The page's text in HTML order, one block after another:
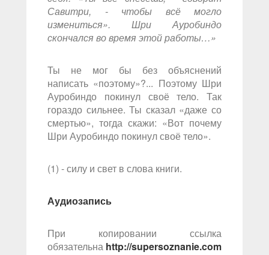
Савитри, - чтобы всё могло
измениться». Шри Ауробиндо
скончался во время этой работы…»
Ты не мог бы без объяснений
написать «поэтому»?... Поэтому Шри
Ауробиндо покинул своё тело. Так
гораздо сильнее. Ты сказал «даже со
смертью», тогда скажи: «Вот почему
Шри Ауробиндо покинул своё тело».
(1) - силу и свет в слова книги.
Аудиозапись
При копировании ссылка
обязательна http://supersoznanie.com